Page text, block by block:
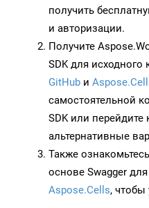
получить
и авторизации.
Получите
SDK для исходного
GitHub и
самостоятельной
SDK или перейдите
альтернативные
Также
основе Swagger для
Aspose.Cells, чтобы